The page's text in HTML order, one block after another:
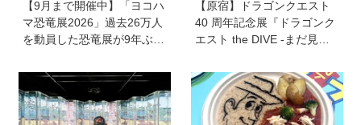
【9月まで開催中】「ヨコハ
マ恐竜展2026」過去26万人
を動員した恐竜展が9年ぶり
で楽しむポイントを完全ガ
イド
【原宿】ドラゴンクエスト
40 周年記念展『ドラゴンク
エスト the DIVE -まだ見ぬ
カドに登場！ VR体験からコ
ラボグルメ、限定グッズま
で親子で楽しめる注目イベ